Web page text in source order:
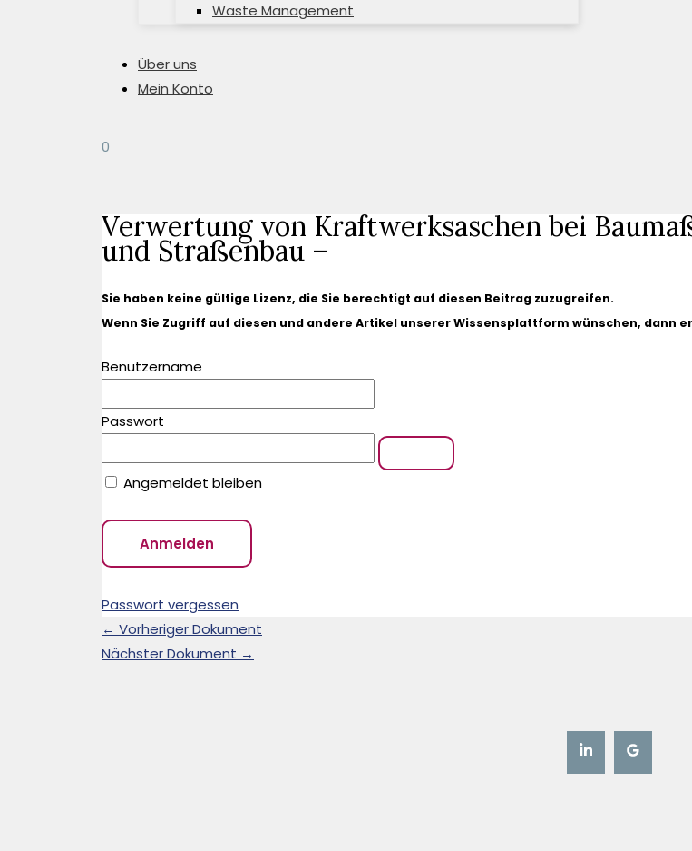
Waste Management
Über uns
Mein Konto
0
Verwertung von Kraftwerksaschen bei
und Straßenbau –
Sie haben keine gültige Lizenz, die Sie berechtigt auf diesen Beitrag zuzugreifen.
Wenn Sie Zugriff auf diesen und andere Artikel unserer Wissensplattform wünschen, dann
Benutzername
Passwort
Angemeldet bleiben
Passwort vergessen
← Vorheriger Dokument
Nächster Dokument →